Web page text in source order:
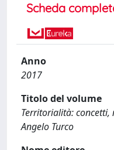
Scheda
Anno
2017
Titolo del volume
Territorialità:
Angelo Turco